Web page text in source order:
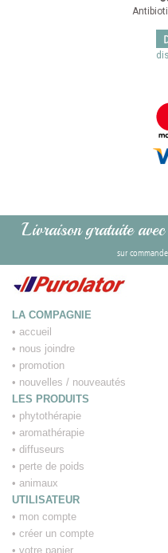
Livraison gratuite
sur
LA COMPAGNIE
• accueil
• nous joindre
• promotion
• nouvelles / nouveautés
LES PRODUITS
• phytothérapie
• aromathérapie
• diffuseurs
• perte de poids
• animaux
UTILISATEUR
• mon compte
• créer un compte
• votre panier